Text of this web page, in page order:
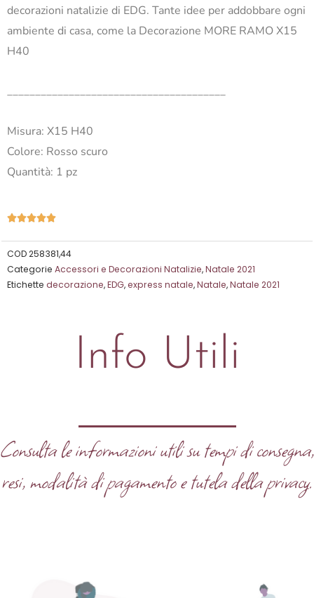
decorazioni natalizie di EDG. Tante idee per addobbare ogni
ambiente di casa, come la Decorazione MORE RAMO X15
H40
_______________________________________
Misura: X15 H40
Colore: Rosso scuro
Quantità: 1 pz
Valutazione
su
5
COD258381,44
Categorie Accessori e Decorazioni Natalizie,Natale 2021
Etichette decorazione,EDG,express natale,Natale,Natale 2021
Info Utili
Consulta le informazioni utili su tempi di consegna,
resi, modalità di pagamento e tutela della privacy.